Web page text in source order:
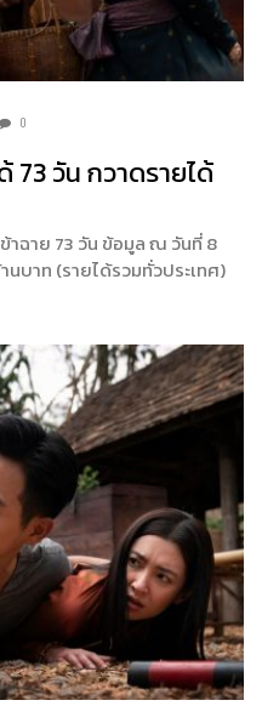
0
73 วัน กวาดรายได้
าฉาย 73 วัน ข้อมูล ณ วันที่ 8
นบาท (รายได้รวมทั่วประเทศ)